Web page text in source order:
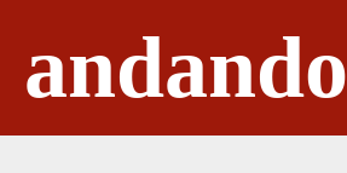
springenandando